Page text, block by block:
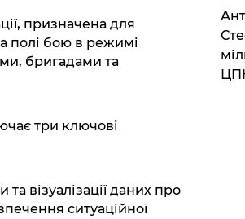
призначена для
полі бою в режимі
бригадами та
три ключові
візуалізації даних про
ситуаційної